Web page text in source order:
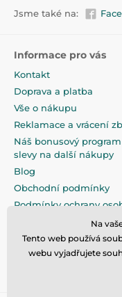
Jsme také na:
Informace pro vás
Kontakt
Doprava a platba
Vše o nákupu
Reklamace a vrácení
Náš bonusový program
slevy na další nákupy
Blog
Obchodní podmínky
Podmínky ochrany
Na pečlivé zabalení
maximální důraz
Na
Tento web používá
webu vyjadřujete